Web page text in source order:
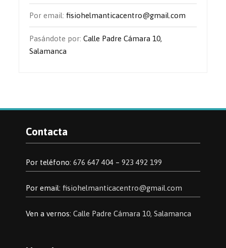
Por email:fisiohelmanticacentro@gmail.com
Pasándote por:Calle Padre Cámara 10,
Salamanca
Contacta
Por teléfono: 676 647 404– 923 492 199
Por email: fisiohelmanticacentro@gmail.com
Ven a vernos: Calle Padre Cámara 10, Salamanca